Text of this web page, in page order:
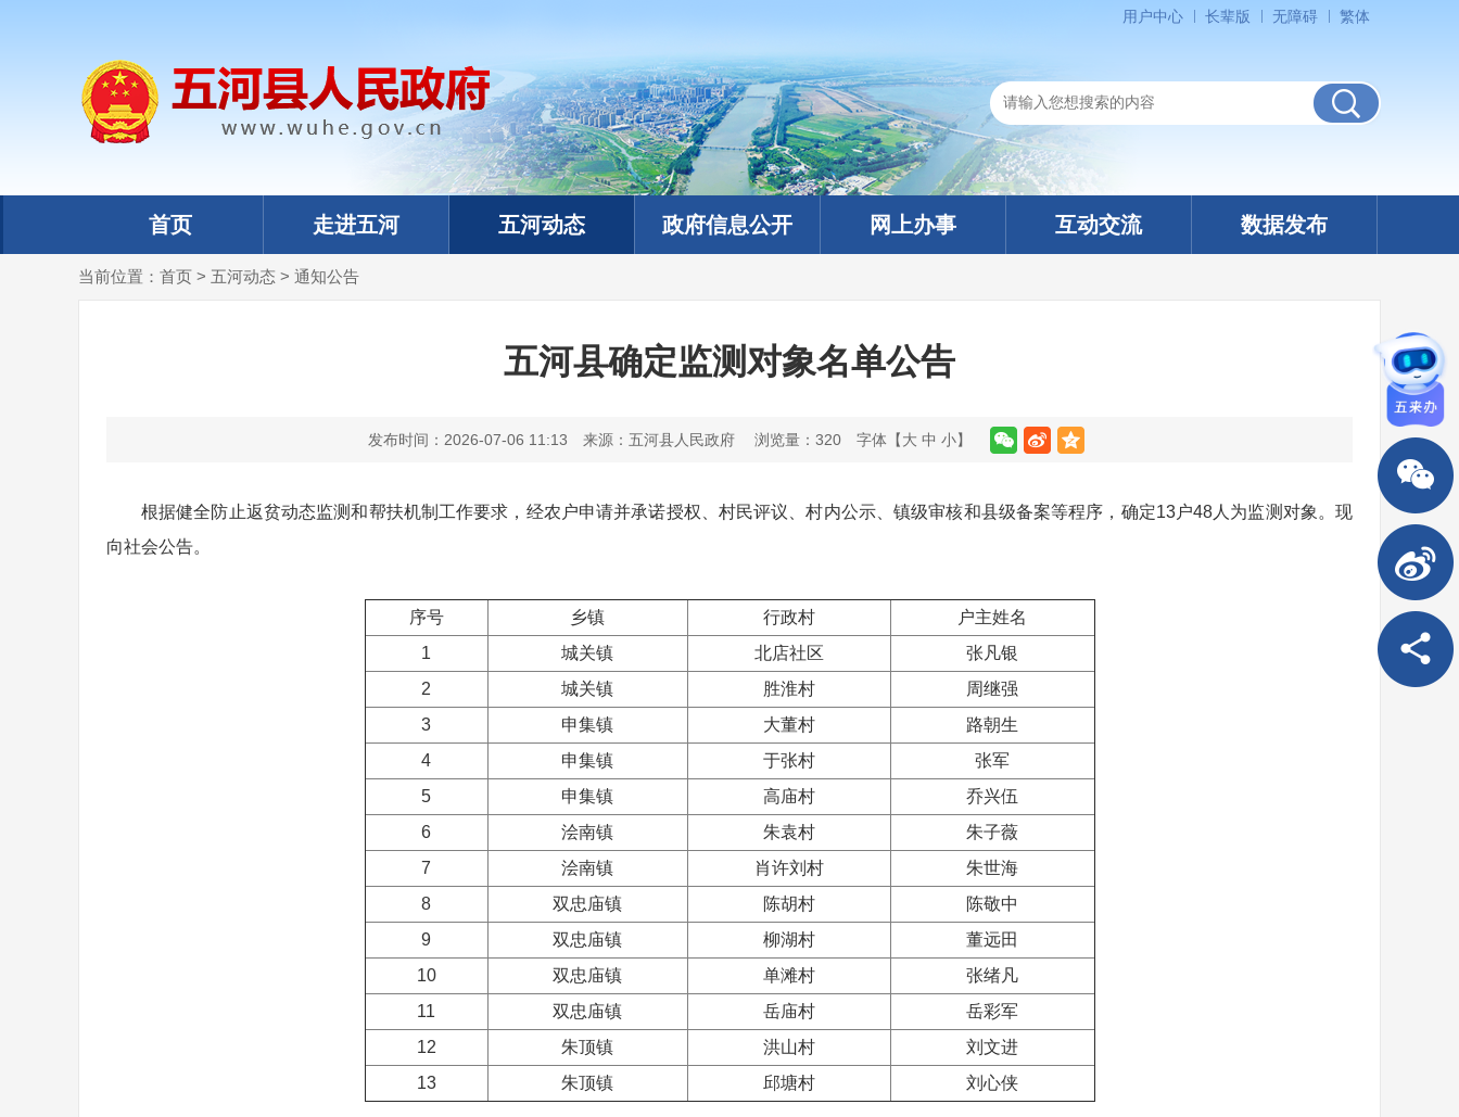
用户中心 长辈版 无障碍 繁体
首页 走进五河 五河动态 政府信息公开 网上办事 互动交流 数据发布
当前位置： 首页 > 五河动态 > 通知公告
五河县确定监测对象名单公告
发布时间：2026-07-06 11:13 来源：五河县人民政府 浏览量： 320 字体【大 中 小】
根据健全防止返贫动态监测和帮扶机制工作要求，经农户申请并承诺授权、村民评议、村内公示、镇级审核和县级备案等程序，确定13户48人为监测对象。现
向社会公告。
序号 乡镇 行政村
户主姓名
1
城关镇 北店社区
张凡银
2
城关镇 胜淮村
周继强
3
申集镇 大董村
路朝生
4
申集镇 于张村
张军
5
申集镇 高庙村
乔兴伍
6
浍南镇 朱袁村
朱子薇
7
浍南镇 肖许刘村
朱世海
8
双忠庙镇 陈胡村
陈敬中
9
双忠庙镇 柳湖村
董远田
10
双忠庙镇 单滩村
张绪凡
11
双忠庙镇 岳庙村
岳彩军
12
朱顶镇 洪山村
刘文进
13
朱顶镇 邱塘村 刘心侠
政务微信